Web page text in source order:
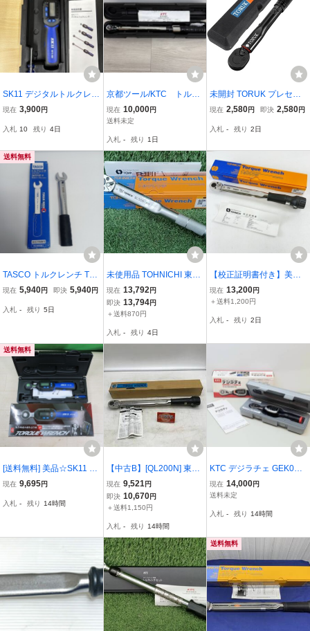
SK11 デジタルトルクレン
チ SDT3-060 差込角9.5m
現在 3,900円
入札 10 残り 4日
京都ツール/KTC トルク
レンチ プレセット型
CMPB1003
現在 10,000円
送料未定
入札 - 残り 1日
未開封 TORUK プレセッ
ト型 トルクレンチ 差込角
N・m 車/バイク修理レン
現在 2,580円 即決 2,580円
入札 - 残り 2日
送料無料
TASCO トルクレンチ TA7
71ST-2 目立った傷や汚れ
現在 5,940円 即決 5,940円
入札 - 残り 5日
未使用品 TOHNICHI 東日
製作所 9.53mm プレセッ
ト形トルクレンチ (トルク
調整範囲10N・m～50N・
現在 13,792円
即決 13,794円
＋送料870円
入札 - 残り 4日
【校正証明書付き】美品
東日製作所 TOHNICHI プ
レセット型 トルクレンチ
／差込角12.7mm [H0243
現在 13,200円
＋送料1,200円
入札 - 残り 2日
送料無料
[送料無料] 美品☆SK11 藤
原産業 デジタル トルクレ
ール 工具☆
現在 9,695円
入札 - 残り 14時間
【中古B】[QL200N] 東日
トルクレンチ QL200N [IT
SEKP3N2LQ2][Y05]
現在 9,521 円
即決 10,670円
＋送料1,150円
入札 - 残り 14時間
KTC デジラチェ GEK060-
R3 デジタルトルクレンチ
デジタル トルク ラチ
品中古
現在 14,000円
送料未定
入札 - 残り 14時間
送料無料